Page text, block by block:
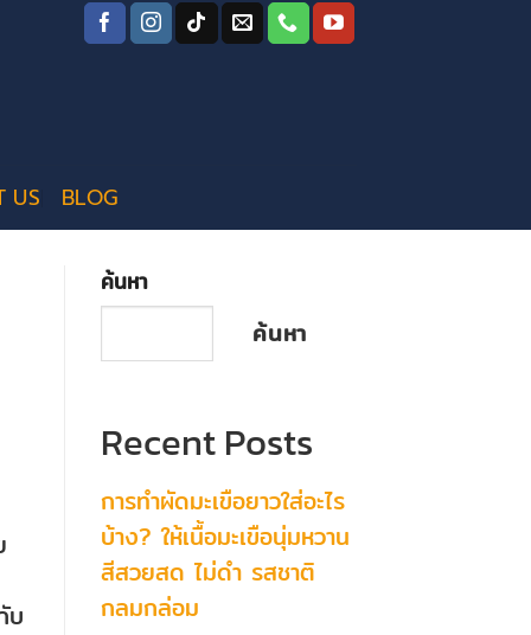
US BLOG
บ
ค้นหา
ค้นหา
Recent Posts
การทำผัดมะเขือยาวใส่อะไร
บ้าง? ให้เนื้อมะเขือนุ่มหวาน
สีสวยสด ไม่ดำ รสชาติ
กลมกล่อม